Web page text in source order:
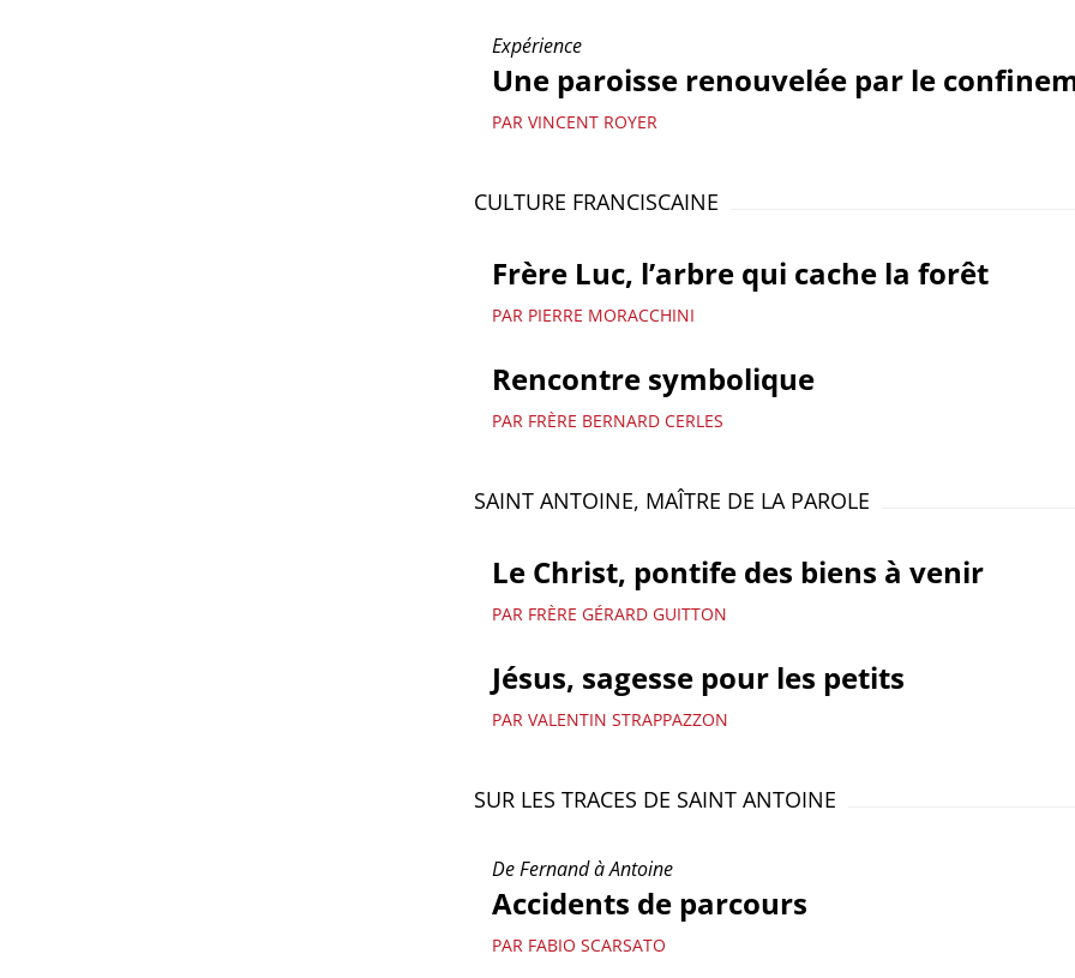
Expérience
Une paroisse renouvelée par le
PAR VINCENT ROYER
CULTURE FRANCISCAINE
Frère Luc, l’arbre qui cache la forêt
PAR PIERRE MORACCHINI
Rencontre symbolique
PAR FRÈRE BERNARD CERLES
SAINT ANTOINE, MAÎTRE DE LA PAROLE
Le Christ, pontife des biens à venir
PAR FRÈRE GÉRARD GUITTON
Jésus, sagesse pour les petits
PAR VALENTIN STRAPPAZZON
SUR LES TRACES DE SAINT ANTOINE
De Fernand à Antoine
Accidents de parcours
PAR FABIO SCARSATO